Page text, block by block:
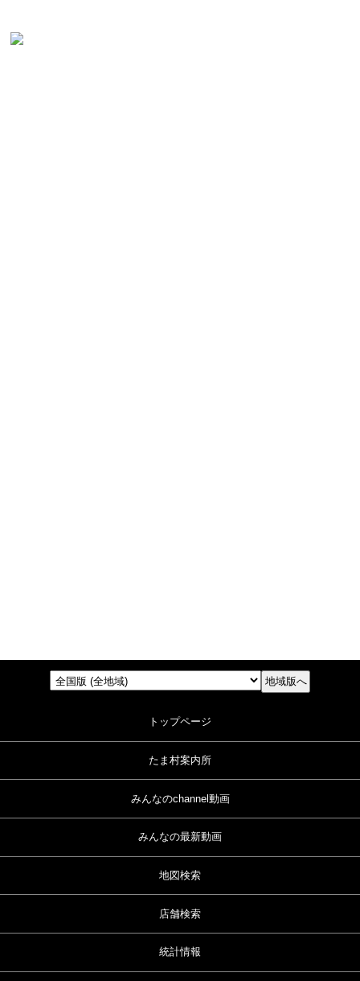
トップページ
たま村案内所
みんなのchannel動画
みんなの最新動画
地図検索
店舗検索
統計情報